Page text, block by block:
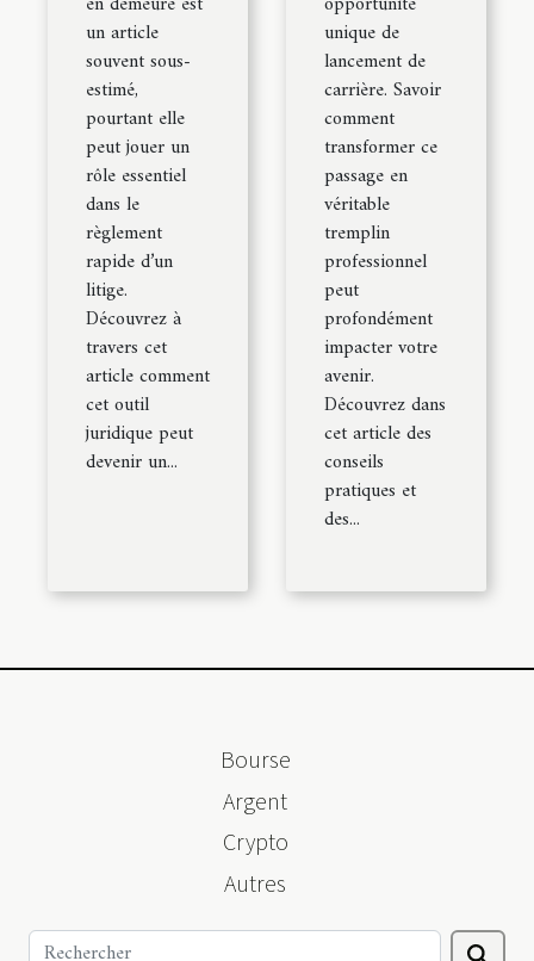
un article
souvent sous-
estimé,
pourtant elle
peut jouer un
rôle essentiel
dans le
règlement
rapide d’un
litige.
Découvrez à
travers cet
article comment
cet outil
juridique peut
devenir un...
unique de
lancement de
carrière. Savoir
comment
transformer ce
passage en
véritable
tremplin
professionnel
peut
profondément
impacter votre
avenir.
Découvrez dans
cet article des
conseils
pratiques et
des...
Bourse
Argent
Crypto
Autres